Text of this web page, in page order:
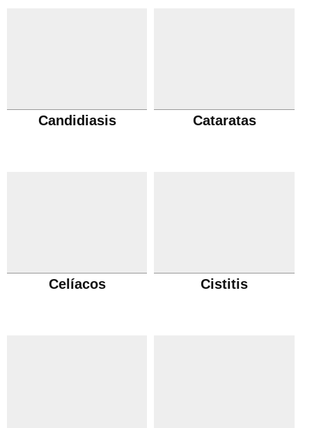
Candidiasis Cataratas
Celíacos Cistitis